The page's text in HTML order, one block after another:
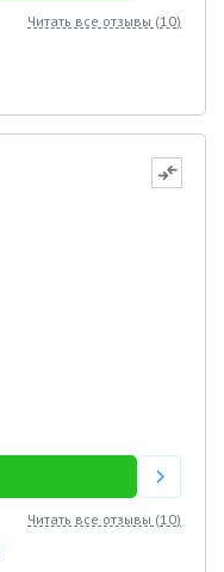
Читать все отзывы (10)
Читать все отзывы (10)